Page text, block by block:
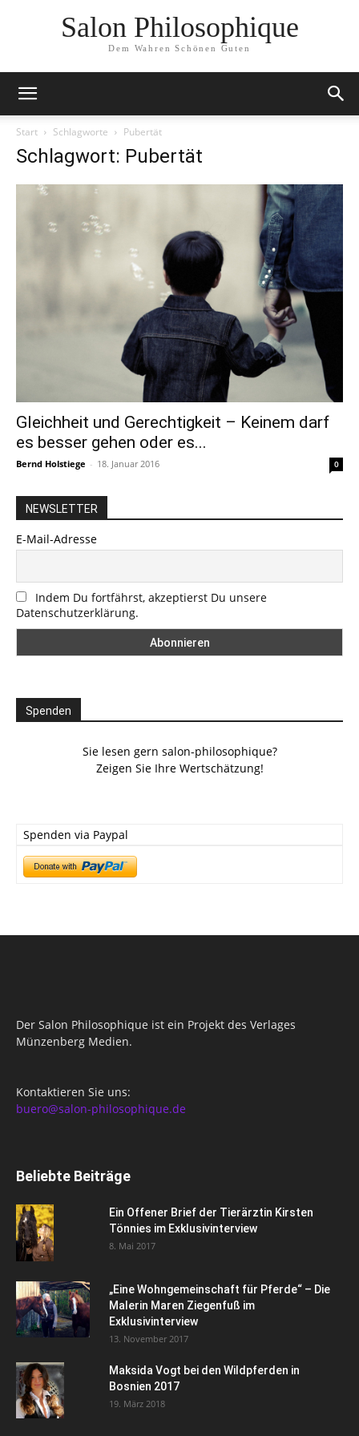
Salon Philosophique
Dem Wahren Schönen Guten
Start Schlagworte Pubertät
Schlagwort: Pubertät
Gleichheit und Gerechtigkeit – Keinem darf
es besser gehen oder es...
Bernd Holstiege - 18. Januar 2016 0
NEWSLETTER
E-Mail-Adresse
Indem Du fortfährst, akzeptierst Du unsere
Datenschutzerklärung.
Spenden
Sie lesen gern salon-philosophique?
Zeigen Sie Ihre Wertschätzung!
Spenden via Paypal
Der Salon Philosophique ist ein Projekt des Verlages
Münzenberg Medien.
Kontaktieren Sie uns:
buero@salon-philosophique.de
Beliebte Beiträge
Ein Offener Brief der Tierärztin Kirsten
Tönnies im Exklusivinterview
8. Mai 2017
„Eine Wohngemeinschaft für Pferde“ – Die
Malerin Maren Ziegenfuß im
Exklusivinterview
13. November 2017
Maksida Vogt bei den Wildpferden in
Bosnien 2017
19. März 2018